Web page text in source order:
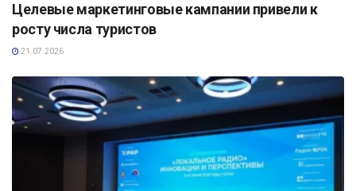
Целевые маркетинговые кампании привели к
росту числа туристов
21.07.2026